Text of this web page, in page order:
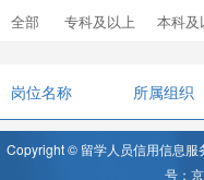
全部 专科及以上 本科及
岗位名称 所属组织
Copyright © 留学人员信用信息
号：